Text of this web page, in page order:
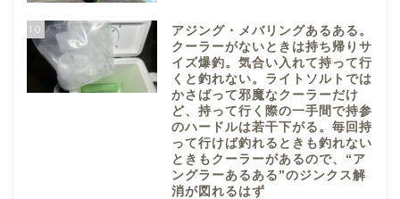
10
アジング・メバリングあるある。
クーラーがないときは持ち帰りサ
イズ爆釣。気合い入れて持って行
くと釣れない。ライトソルトでは
かさばって邪魔なクーラーだけ
ど、持って行く際の一手間で持参
のハードルは若干下がる。毎回持
って行けば釣れるときも釣れない
ときもクーラーがあるので、“ア
ングラーあるある”のジンクス解
消が図れるはず